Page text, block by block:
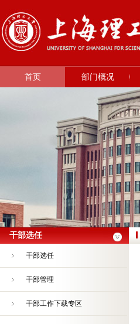
首页 部门概况
干部选任
干部选任
干部管理
干部工作下载专区